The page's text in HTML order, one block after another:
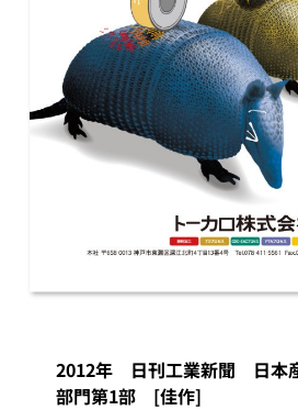
2012年 日刊工業新聞 日本
部門第1部 [佳作]